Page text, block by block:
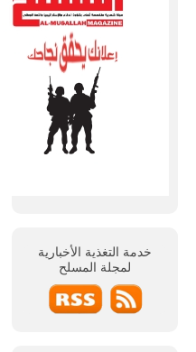
خدمة التغذية الأخبارية
لمجلة المسلح